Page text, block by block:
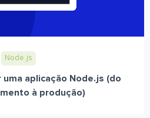
Node.js
aplicação Node.js (do
à produção)